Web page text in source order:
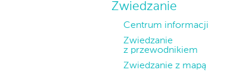
Zwiedzanie
Centrum informacji
Zwiedzanie
z przewodnikiem
Zwiedzanie z mapą